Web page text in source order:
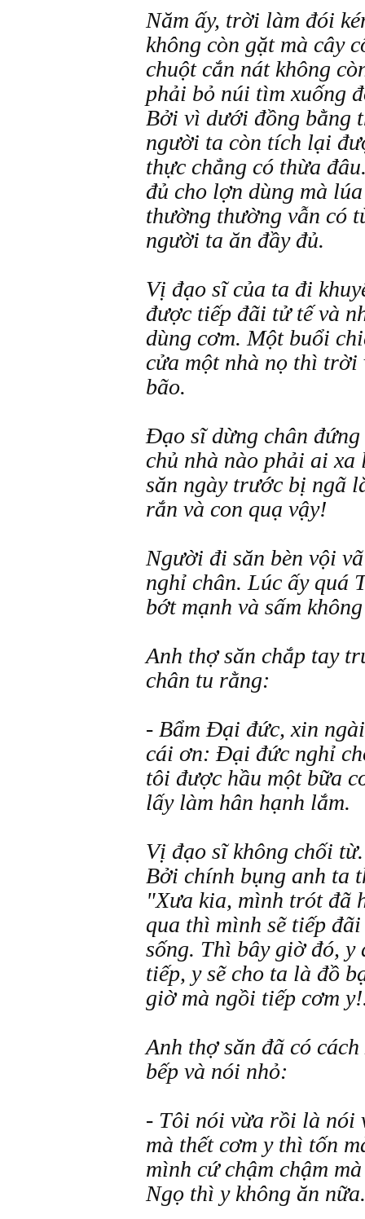
Năm ấy, trời làm đói
không còn gặt mà cây
chuột cắn nát không
phải bỏ núi tìm xuống
Bởi vì dưới đồng bằng
người ta còn tích lại
thực chẳng có thừa
đủ cho lợn dùng mà
thường thường vẫn có
người ta ăn đầy đủ.
Vị đạo sĩ của ta đi
được tiếp đãi tử tế và
dùng cơm. Một buổi
cửa một nhà nọ thì trời
bão.
Đạo sĩ dừng chân
chủ nhà nào phải ai
săn ngày trước bị ngã
rắn và con quạ vậy!
Người đi săn bèn vội
nghỉ chân. Lúc ấy quá
bớt mạnh và sấm
Anh thợ săn chắp tay
chân tu rằng:
- Bẩm Đại đức, xin
cái ơn: Đại đức nghỉ
tôi được hầu một bữa
lấy làm hân hạnh lắm.
Vị đạo sĩ không chối
Bởi chính bụng anh ta
"Xưa kia, mình trót đã
qua thì mình sẽ tiếp
sống. Thì bây giờ đó, y
tiếp, y sẽ cho ta là đồ
giờ mà ngồi tiếp cơm
Anh thợ săn đã có
bếp và nói nhỏ:
- Tôi nói vừa rồi là nói
mà thết cơm y thì tốn
mình cứ chậm chậm
Ngọ thì y không ăn nữa.